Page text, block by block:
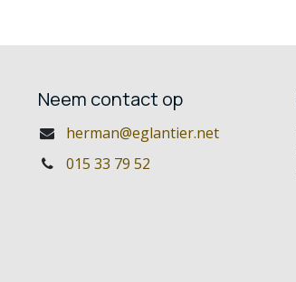
Neem contact op
herman@eglantier.net
015 33 79 52